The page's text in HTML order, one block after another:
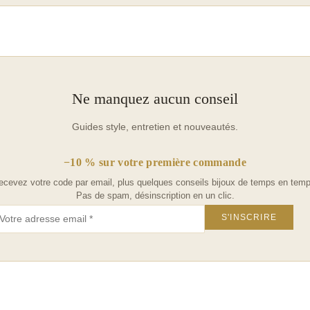
Ne manquez aucun conseil
Guides style, entretien et nouveautés.
−10 % sur votre première commande
votre code par email, plus quelques conseils bijoux de temps en
Pas de spam, désinscription en un clic.